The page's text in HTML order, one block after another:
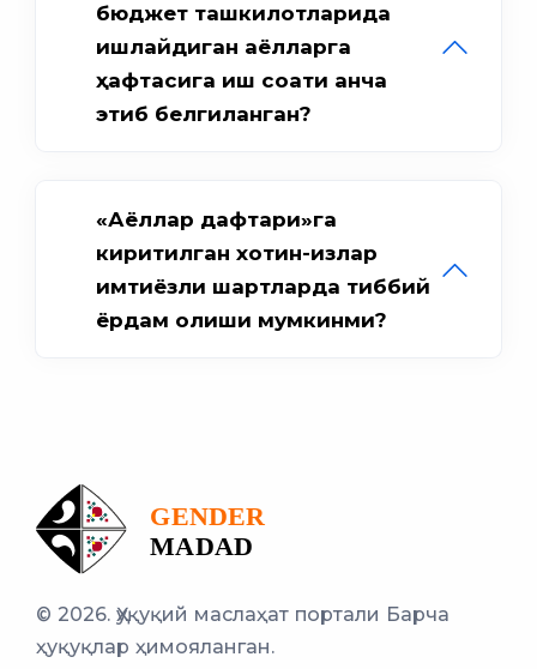
бюджет ташкилотларида
ишлайдиган аёлларга
ҳафтасига иш соати қанча
этиб белгиланган?
«Аёллар дафтари»га
киритилган хотин-қизлар
имтиёзли шартларда тиббий
ёрдам олиши мумкинми?
© 2026. Ҳуқуқий маслаҳат портали Барча
ҳуқуқлар ҳимояланган.